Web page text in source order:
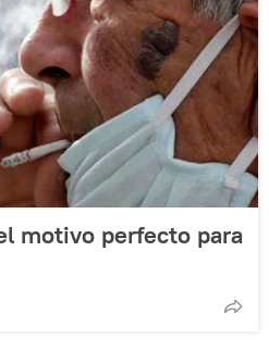
motivo perfecto para